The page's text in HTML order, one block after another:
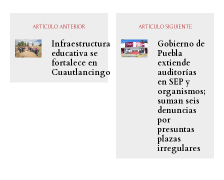
ARTÍCULO ANTERIOR
Infraestructura
educativa se
fortalece en
Cuautlancingo
ARTÍCULO SIGUIENTE
Gobierno de
Puebla
extiende
auditorías
en SEP y
organismos;
suman seis
denuncias
por
presuntas
plazas
irregulares